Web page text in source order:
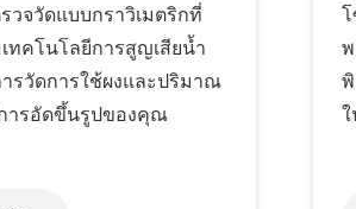
วจวัดแบบกราวิเมตริกที่
ทคโนโลยีการสูญเสียน้ำ
รวัดการใช้ผงและปริมาณ
ารอัดขึ้นรูปของคุณ